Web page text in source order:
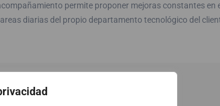
permite proponer mejoras constantes en
diarias del propio departamento tecnológico del